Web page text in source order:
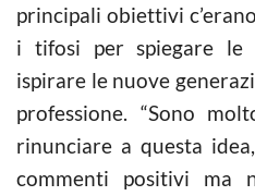
principali obiettivi
i tifosi per spiegare le
ispirare le nuove
professione. “Sono
rinunciare a questa
commenti positivi ma